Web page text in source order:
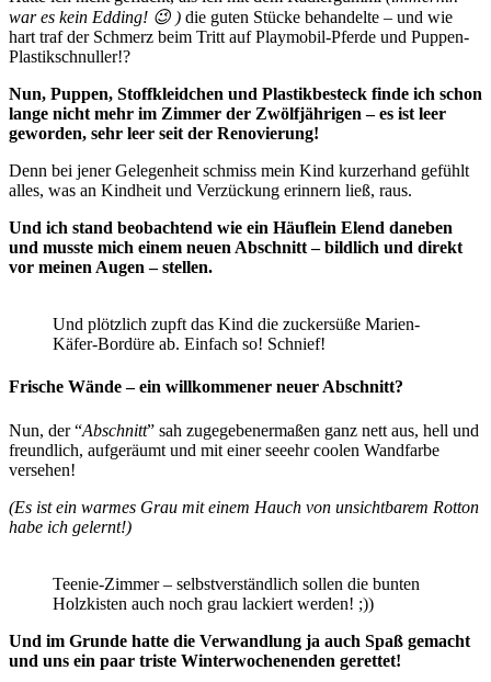
war es kein Edding! 😉 ) die guten Stücke behandelte – und wie
hart traf der Schmerz beim Tritt auf Playmobil-Pferde und Puppen-
Plastikschnuller!?
Nun, Puppen, Stoffkleidchen und Plastikbesteck finde ich schon
lange nicht mehr im Zimmer der Zwölfjährigen – es ist leer
geworden, sehr leer seit der Renovierung!
Denn bei jener Gelegenheit schmiss mein Kind kurzerhand gefühlt
alles, was an Kindheit und Verzückung erinnern ließ, raus.
Und ich stand beobachtend wie ein Häuflein Elend daneben
und musste mich einem neuen Abschnitt – bildlich und direkt
vor meinen Augen – stellen.
Und plötzlich zupft das Kind die zuckersüße Marien-
Käfer-Bordüre ab. Einfach so! Schnief!
Frische Wände – ein willkommener neuer Abschnitt?
Nun, der “Abschnitt” sah zugegebenermaßen ganz nett aus, hell und
freundlich, aufgeräumt und mit einer seeehr coolen Wandfarbe
versehen!
(Es ist ein warmes Grau mit einem Hauch von unsichtbarem Rotton
habe ich gelernt!)
Teenie-Zimmer – selbstverständlich sollen die bunten
Holzkisten auch noch grau lackiert werden! ;))
Und im Grunde hatte die Verwandlung ja auch Spaß gemacht
und uns ein paar triste Winterwochenenden gerettet!